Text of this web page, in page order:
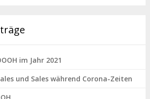
im Jahr 2021
und Sales während Corona-Zeiten